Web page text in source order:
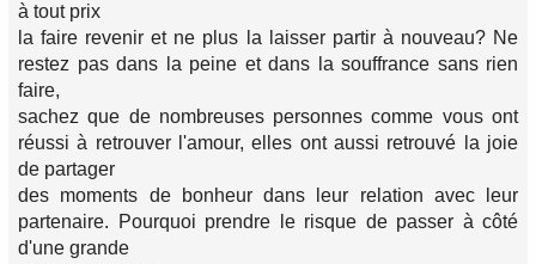
à tout prix
la faire revenir et ne plus la laisser partir à nouveau? Ne
restez pas dans la peine et dans la souffrance sans rien
faire,
sachez que de nombreuses personnes comme vous ont
réussi à retrouver l'amour, elles ont aussi retrouvé la joie
de partager
des moments de bonheur dans leur relation avec leur
partenaire. Pourquoi prendre le risque de passer à côté
d'une grande